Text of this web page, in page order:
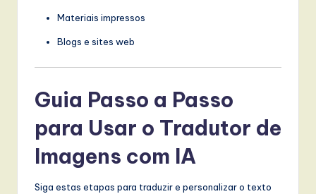
Materiais impressos
Blogs e sites web
Guia Passo a Passo
para Usar o Tradutor de
Imagens com IA
Siga estas etapas para traduzir e personalizar o texto